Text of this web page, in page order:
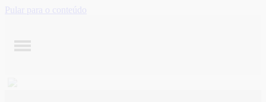
Pular para o conteúdo